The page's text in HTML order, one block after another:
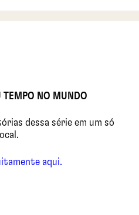
NO MUNDO
dessa série em um só
local.
aqui.